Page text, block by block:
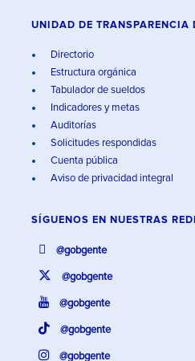
UNIDAD DE TRANSPARENCIA
Directorio
Estructura orgánica
Tabulador de sueldos
Indicadores y metas
Auditorías
Solicitudes respondidas
Cuenta pública
Aviso de privacidad integral
SÍGUENOS EN NUESTRAS
@gobgente
@gobgente
@gobgente
@gobgente
@gobgente